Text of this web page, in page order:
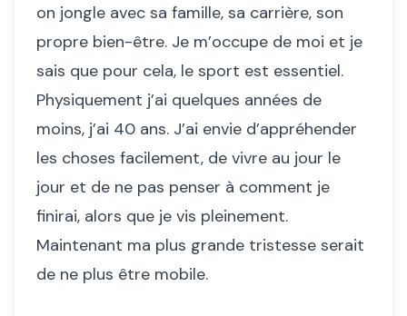
on jongle avec sa famille, sa carrière, son
propre bien-être. Je m’occupe de moi et je
sais que pour cela, le sport est essentiel.
Physiquement j’ai quelques années de
moins, j’ai 40 ans. J’ai envie d’appréhender
les choses facilement, de vivre au jour le
jour et de ne pas penser à comment je
finirai, alors que je vis pleinement.
Maintenant ma plus grande tristesse serait
de ne plus être mobile.